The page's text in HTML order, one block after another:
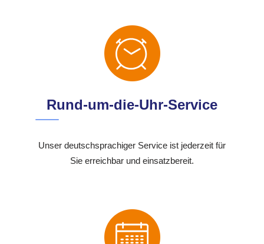
Rund-um-die-Uhr-Service
Unser deutschsprachiger Service ist jederzeit für
Sie erreichbar und einsatzbereit.